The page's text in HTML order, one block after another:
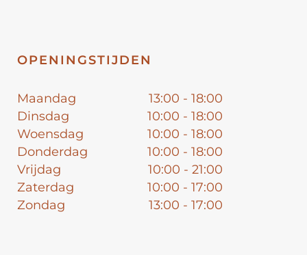
OPENINGSTIJDEN
Maandag
13:00 - 18:00
Dinsdag
10:00 - 18:00
Woensdag
10:00 - 18:00
Donderdag
10:00 - 18:00
Vrijdag
10:00 - 21:00
Zaterdag
10:00 - 17:00
Zondag
13:00 - 17:00